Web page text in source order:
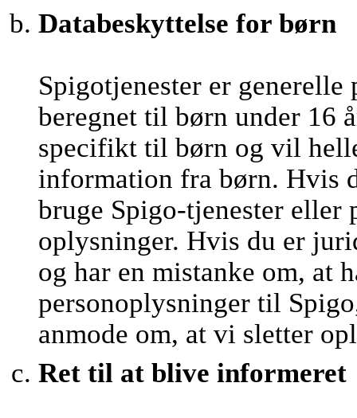
Databeskyttelse for børn
Spigotjenester er
beregnet til børn under 16
specifikt til børn og vil
information fra børn. Hvis
bruge Spigo-tjenester eller
oplysninger. Hvis du er
og har en mistanke om, at
personoplysninger til
anmode om, at vi sletter
Ret til at blive informeret